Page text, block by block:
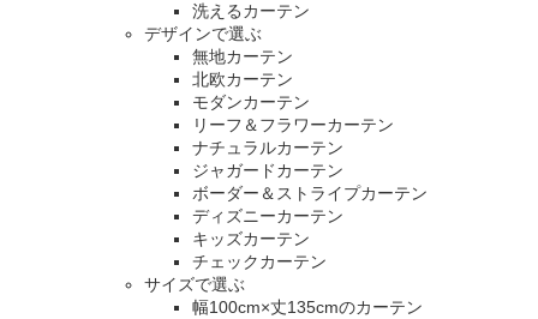
洗えるカーテン
デザインで選ぶ
無地カーテン
北欧カーテン
モダンカーテン
リーフ＆フラワーカーテン
ナチュラルカーテン
ジャガードカーテン
ボーダー＆ストライプカーテン
ディズニーカーテン
キッズカーテン
チェックカーテン
サイズで選ぶ
幅100cm×丈135cmのカーテン